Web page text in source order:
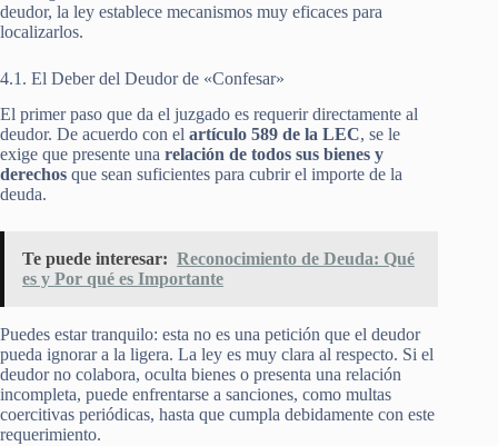
deudor, la ley establece mecanismos muy eficaces para
localizarlos.
4.1. El Deber del Deudor de «Confesar»
El primer paso que da el juzgado es requerir directamente al
deudor. De acuerdo con el artículo 589 de la LEC, se le
exige que presente una relación de todos sus bienes y
derechos que sean suficientes para cubrir el importe de la
deuda.
Te puede interesar: Reconocimiento de Deuda: Qué
es y Por qué es Importante
Puedes estar tranquilo: esta no es una petición que el deudor
pueda ignorar a la ligera. La ley es muy clara al respecto. Si el
deudor no colabora, oculta bienes o presenta una relación
incompleta, puede enfrentarse a sanciones, como multas
coercitivas periódicas, hasta que cumpla debidamente con este
requerimiento.